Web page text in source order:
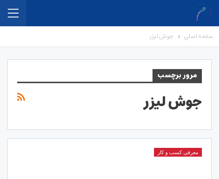
صفحه اصلی جوش لیزر
مرور برچسب
جوش لیزر
معرفی کسب و کار